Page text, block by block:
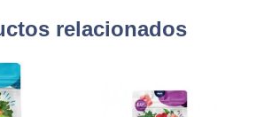
relacionados